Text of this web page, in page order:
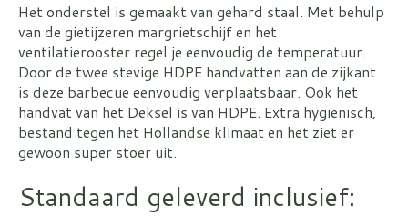
Het onderstel is gemaakt van gehard staal. Met behulp
van de gietijzeren margrietschijf en het
ventilatierooster regel je eenvoudig de temperatuur.
Door de twee stevige HDPE handvatten aan de zijkant
is deze barbecue eenvoudig verplaatsbaar. Ook het
handvat van het Deksel is van HDPE. Extra hygiënisch,
bestand tegen het Hollandse klimaat en het ziet er
gewoon super stoer uit.
Standaard geleverd inclusief: